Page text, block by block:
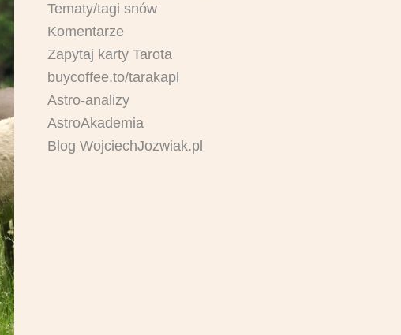
Tematy/tagi snów
Komentarze
Zapytaj karty Tarota
buycoffee.to/tarakapl
Astro-analizy
AstroAkademia
Blog WojciechJozwiak.pl